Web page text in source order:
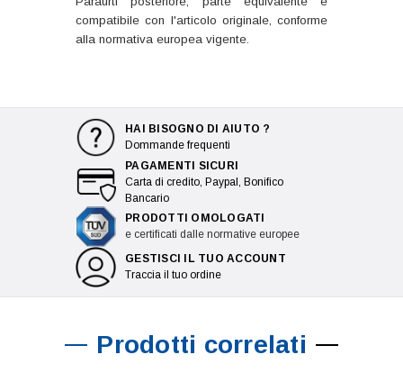
compatibile con l'articolo originale, conforme
alla normativa europea vigente.
HAI BISOGNO DI AIUTO ?
Dommande frequenti
PAGAMENTI SICURI
Carta di credito, Paypal, Bonifico
Bancario
PRODOTTI OMOLOGATI
e certificati dalle normative europee
GESTISCI IL TUO ACCOUNT
Traccia il tuo ordine
Prodotti correlati